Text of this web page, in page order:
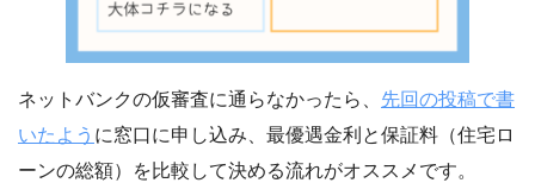
ネットバンクの仮審査に通らなかったら、 先回の投稿で書
いたよう に窓口に申し込み、最優遇金利と保証料（住宅ロ
ーンの総額）を比較して決める流れがオススメです。